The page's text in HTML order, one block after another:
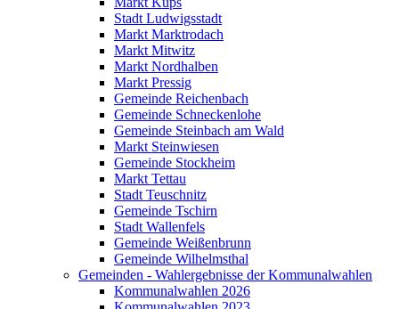
Stadt Ludwigsstadt
Markt Marktrodach
Markt Mitwitz
Markt Nordhalben
Markt Pressig
Gemeinde Reichenbach
Gemeinde Schneckenlohe
Gemeinde Steinbach am Wald
Markt Steinwiesen
Gemeinde Stockheim
Markt Tettau
Stadt Teuschnitz
Gemeinde Tschirn
Stadt Wallenfels
Gemeinde Weißenbrunn
Gemeinde Wilhelmsthal
Gemeinden - Wahlergebnisse der Kommunalwahlen
Kommunalwahlen 2026